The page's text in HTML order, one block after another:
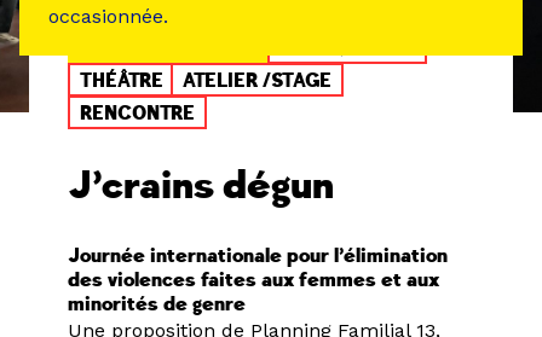
THÉÂTRE
ATELIER /STAGE
RENCONTRE
J’crains dégun
Journée internationale pour l’élimination
des violences faites aux femmes et aux
minorités de genre
Une proposition de Planning Familial 13,
occasionnée.